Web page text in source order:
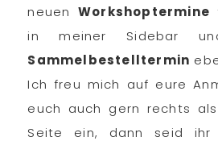
neuen Workshoptermine
in meiner Sidebar
Sammelbestelltermin
Ich freu mich auf eure
euch auch gern rechts
Seite ein, dann seid